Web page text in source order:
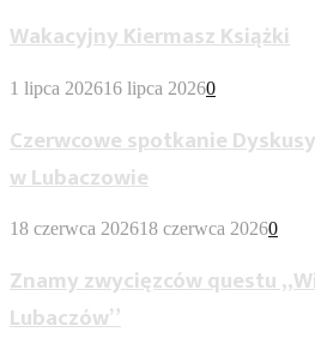
Wakacyjny Kiermasz Książki
1 lipca 202616 lipca 20260
Czerwcowe spotkanie
w Lubaczowie
18 czerwca 202618 czerwca 20260
Znamy zwycięzców questu
Lubaczów”